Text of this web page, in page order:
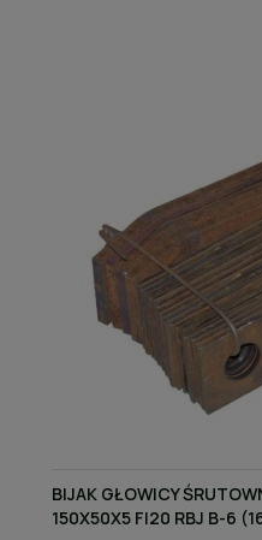
BIJAK GŁOWICY
150X50X5 FI20 RBJ B-6